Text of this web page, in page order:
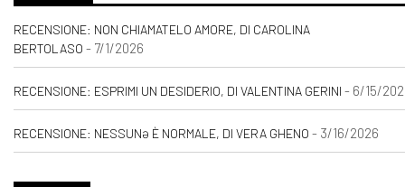
RECENSIONE: NON CHIAMATELO AMORE, DI CAROLINA
BERTOLASO - 7/1/2026
RECENSIONE: ESPRIMI UN DESIDERIO, DI VALENTINA GERINI - 6/15/
RECENSIONE: NESSUNƏ È NORMALE, DI VERA GHENO - 3/16/2026